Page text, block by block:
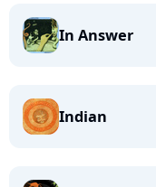
In Answer
Indian